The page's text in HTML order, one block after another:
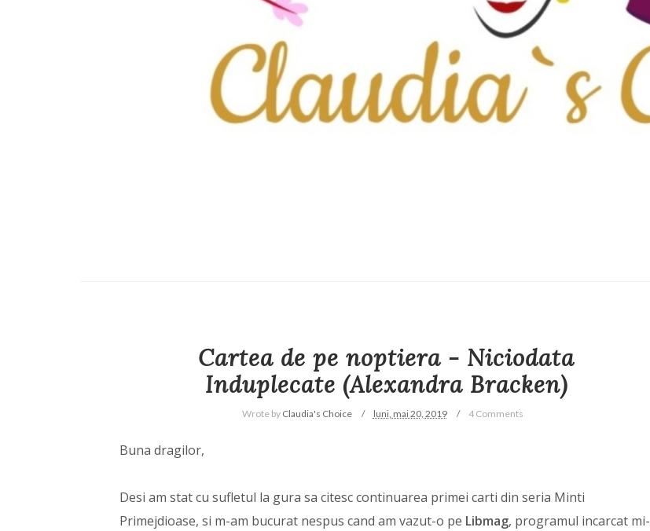
Cartea de pe noptiera - Niciodata
Induplecate (Alexandra Bracken)
Wrote by Claudia's Choice luni, mai 20, 2019 4 Comments
Buna dragilor,
Desi am stat cu sufletul la gura sa citesc continuarea primei carti din seria Minti
Primejdioase, si m-am bucurat nespus cand am vazut-o pe Libmag, programul incarcat mi-